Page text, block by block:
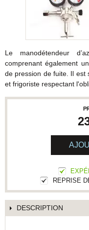
Le manodétendeur
comprenant également
de pression de fuite. Il est
et frigoriste respectant
REPRISE
DESCRIPTION